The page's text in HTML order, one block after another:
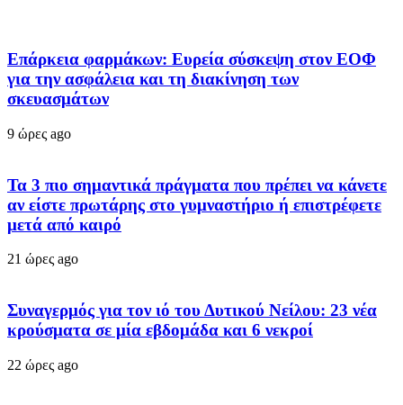
Επάρκεια φαρμάκων: Ευρεία σύσκεψη στον ΕΟΦ
για την ασφάλεια και τη διακίνηση των
σκευασμάτων
9 ώρες ago
Τα 3 πιο σημαντικά πράγματα που πρέπει να κάνετε
αν είστε πρωτάρης στο γυμναστήριο ή επιστρέφετε
μετά από καιρό
21 ώρες ago
Συναγερμός για τον ιό του Δυτικού Νείλου: 23 νέα
κρούσματα σε μία εβδομάδα και 6 νεκροί
22 ώρες ago